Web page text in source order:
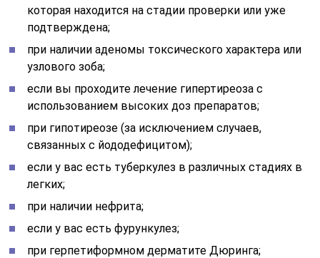
которая находится на стадии проверки или уже
подтверждена;
при наличии аденомы токсического характера или
узлового зоба;
если вы проходите лечение гипертиреоза с
использованием высоких доз препаратов;
при гипотиреозе (за исключением случаев,
связанных с йододефицитом);
если у вас есть туберкулез в различных стадиях в
легких;
при наличии нефрита;
если у вас есть фурункулез;
при герпетиформном дерматите Дюринга;